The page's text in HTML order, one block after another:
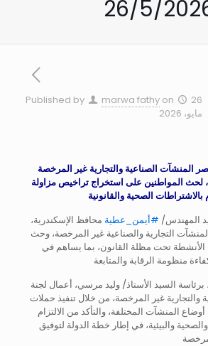
26/5/
Published by marwa fathy on
26
مايو، 2026
المنشآت الصناعية والتجارية غير المرخصة
لحث المواطنين على استخراج تراخيص مزاولة
بالاشتراطات الصحية والقانونية
المهندس/ #أيمن_عطية محافظ الإسكندرية،
التجارية والصناعية غير المرخصة، وحث
الأنشطة تحت مظلة القانون، بما يساهم في
منظومة الرقابة والمتابعة
السيد الأستاذ/ وليد مرسي، أعمال لجنة
غير المرخصة، من خلال تنفيذ حملات
المنشآت المختلفة، والتأكد من الالتزام
والبيئية، في إطار خطة الدولة لتوفيق